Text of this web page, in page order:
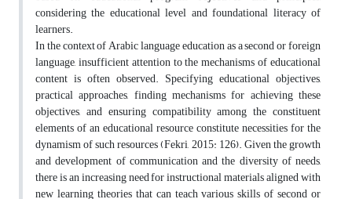
considering the educational level and foundational literacy of
learners.
In the context of Arabic language education as a second or foreign
language, insufficient attention to the mechanisms of educational
content is often observed. Specifying educational objectives,
practical approaches, finding mechanisms for achieving these
objectives, and ensuring compatibility among the constituent
elements of an educational resource constitute necessities for the
dynamism of such resources (Fekri, 2015: 126). Given the growth
and development of communication and the diversity of needs,
there is an increasing need for instructional materials aligned with
new learning theories that can teach various skills of second or